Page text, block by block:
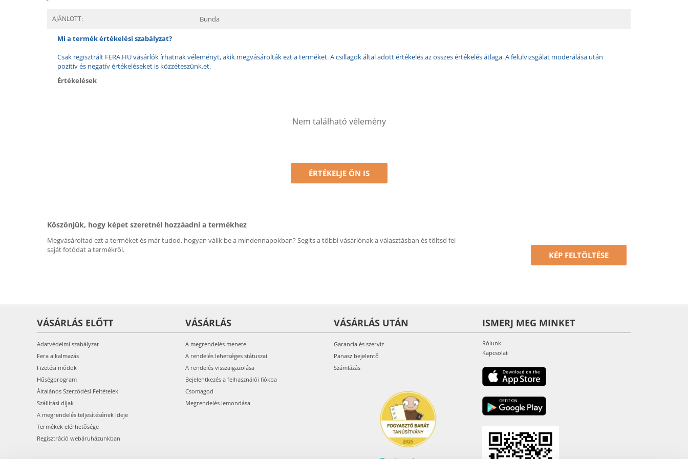
AJÁNLOTT: Bunda
Mi a termék értékelési szabályzat?
Csak regisztrált FERA.HU vásárlók írhatnak véleményt, akik megvásárolták ezt a terméket. A csillagok által adott értékelés az összes értékelés átlaga. A felülvizsgálat moderálása után
pozitív és negatív értékeléseket is közzéteszünk.et.
Értékelések
Nem található vélemény
ÉRTÉKELJE ÖN IS
Köszönjük, hogy képet szeretnél hozzáadni a termékhez
Megvásároltad ezt a terméket és már tudod, hogyan válik be a mindennapokban? Segíts a többi vásárlónak a választásban és töltsd fel
saját fotódat a termékről.
KÉP FELTÖLTÉSE
VÁSÁRLÁS ELŐTT
Adatvédelmi szabályzat
Fera alkalmazás
Fizetési módok
Hűségprogram
Általános Szerződési Feltételek
Szállítási díjak
A megrendelés teljesítésének ideje
Termékek elérhetősége
Regisztráció webáruházunkban
VÁSÁRLÁS
A megrendelés menete
A rendelés lehetséges státuszai
A rendelés visszaigazolása
Bejelentkezés a felhasználói fiókba
Csomagod
Megrendelés lemondása
VÁSÁRLÁS UTÁN
Garancia és szerviz
Panasz bejelentő
Számlázás
ISMERJ MEG MINKET
Rólunk
Kapcsolat